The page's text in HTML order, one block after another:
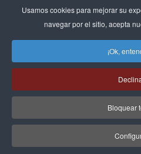
Usamos cookies para mejorar su
navegar por el sitio, acepta
¡Ok,
Bloquear
©2026 EXECUTIVE
Política de privacidad|